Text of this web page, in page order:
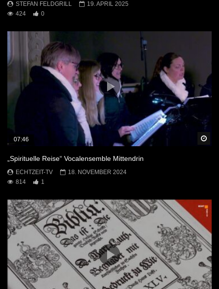
STEFAN FELDGRILL
19. APRIL 2025
424
0
07:46
„Spirituelle Reise“ Vocalensemble Mittendrin
ECHTZEIT-TV
18. NOVEMBER 2024
814
1